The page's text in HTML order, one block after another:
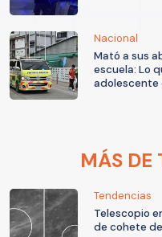
Nacional
Mató a sus
escuela: Lo
adolescente
MÁS DE
Tendencias
Telescopio
de cohete